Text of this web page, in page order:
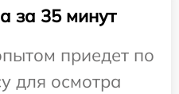
за 35 минут
приедет по
для осмотра